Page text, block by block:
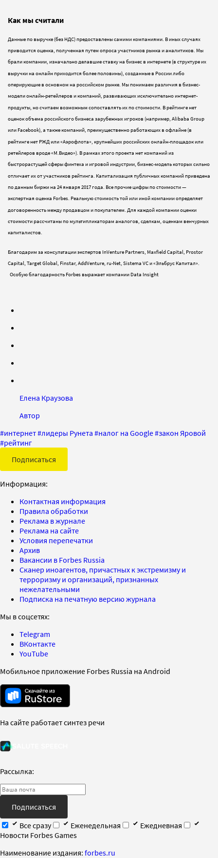
Как мы считали
Данные по выручке (без НДС) предоставлены самими компаниями. В иных случаях
приводится оценка, полученная путем опроса участников рынка и аналитиков. Мы
брали компании, изначально делавшие ставку на бизнес в интернете (в структуре их
выручки на онлайн приходится более половины), созданные в России либо
оперирующие в основном на российском рынке. Мы понимаем различия в бизнес-
модели онлайн-ретейлеров и компаний, развивающих исключительно интернет-
продукты, но считаем возможным сопоставлять их по стоимости. В рейтинге нет
оценок объема российского бизнеса зарубежных игроков (например, Alibaba Group
или Facebook), а также компаний, преимущественно работающих в офлайне (в
рейтинге нет РЖД или «Аэрофлота», крупнейших российских онлайн-площадок или
ретейлеров вроде «М.Видео»). В рамках этого проекта нет компаний из
быстрорастущей сферы финтеха и игровой индустрии, бизнес-модель которых сильно
отличает их от участников рейтинга. Капитализация публичных компаний приведена
по данным биржи на 24 января 2017 года. Все прочие цифры по стоимости —
экспертная оценка Forbes. Реальную стоимость той или иной компании определяет
договоренность между продавцом и покупателем. Для каждой компании оценки
стоимости рассчитаны по мультипликаторам аналогов, сделкам, оценкам венчурных
капиталистов.
Благодарим за консультации экспертов InVenture Partners, Maxfield Capital, Prostor
Capital, Target Global, Finstar, AddVenture, ru-Net, Sistema VC и «Эльбрус Капитал».
Особую благодарность Forbes выражает компании Data Insight
Елена Краузова
Автор
#интернет#лидеры Рунета #налог на Google#закон Яровой
#рейтинг
Подписаться
Информация:
Контактная информация
Правила обработки
Реклама в журнале
Реклама на сайте
Условия перепечатки
Архив
Вакансии в Forbes Russia
Сканер иноагентов, причастных к экстремизму и
терроризму и организаций, признанных
нежелательными
Подписка на печатную версию журнала
Мы в соцсетях:
Telegram
ВКонтакте
YouTube
Мобильное приложение Forbes Russia на Android
На сайте работает синтез речи
Рассылка:
Подписаться
Все сразу
Еженедельная
Ежедневная
Новости Forbes Games
Наименование издания: forbes.ru